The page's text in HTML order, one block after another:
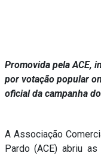
Promovida pela ACE,
por votação popular
oficial da campanha
A Associação
Pardo (ACE) abriu